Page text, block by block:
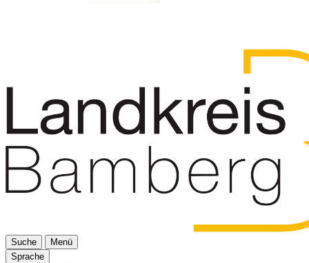
Suche
Menü
Sprache